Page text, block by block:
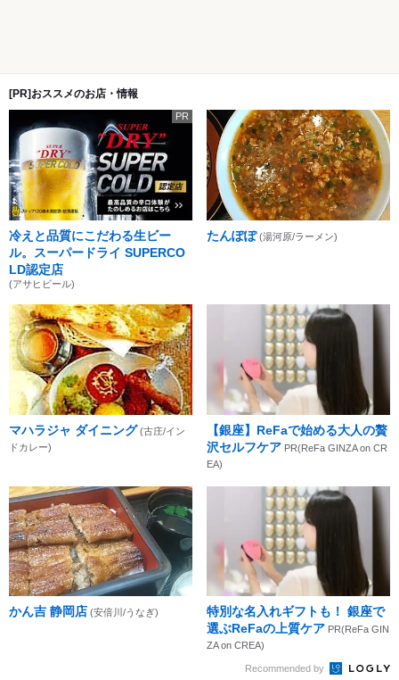
[PR]おススメのお店・情報
PR
冷えと品質にこだわる生ビー
ル。スーパードライ SUPERCO
LD認定店
(アサヒビール)
たんぽぽ (湯河原/ラーメン)
マハラジャ ダイニング (古庄/イン
ドカレー)
【銀座】ReFaで始める大人の贅
沢セルフケア PR(ReFa GINZA on CR
EA)
かん吉 静岡店 (安倍川/うなぎ)
特別な名入れギフトも！ 銀座で
選ぶReFaの上質ケア PR(ReFa GIN
ZA on CREA)
Recommended by